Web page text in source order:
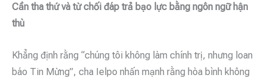
Cần tha thứ và từ chối đáp trả bạo lực bằng ngôn ngữ hận
thù
Khẳng định rằng “chúng tôi không làm chính trị, nhưng loan
báo Tin Mừng”, cha Ielpo nhấn mạnh rằng hòa bình không